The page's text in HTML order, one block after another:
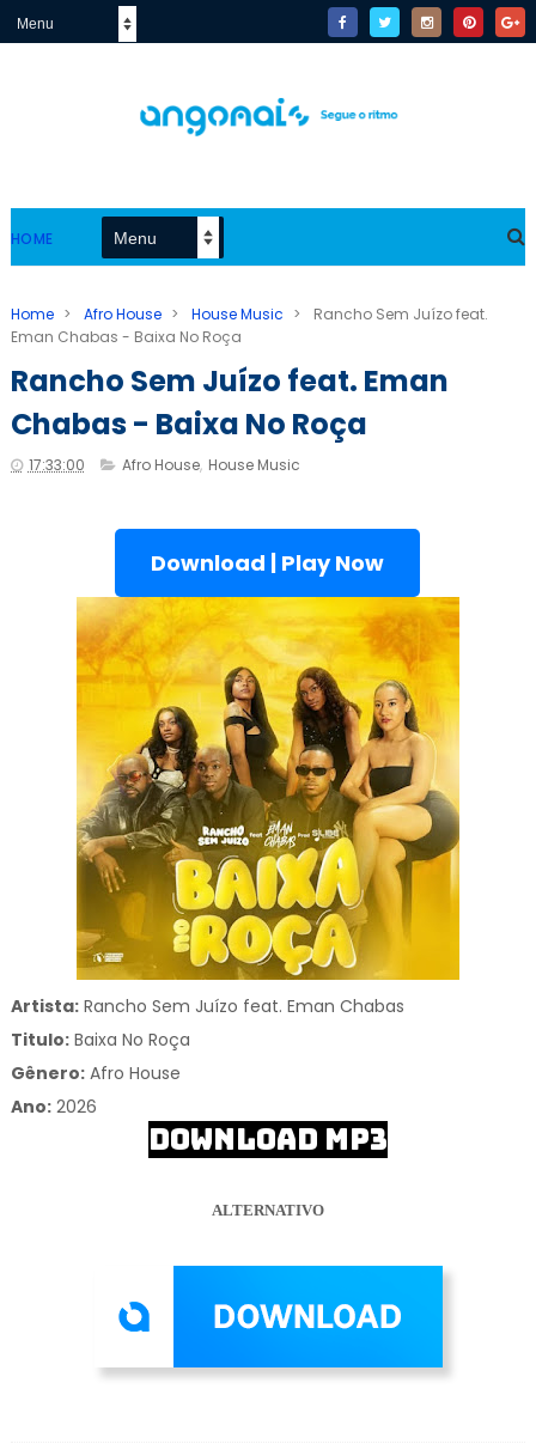
HOME
Home > Afro House > House Music >
Rancho Sem Juízo feat.
Eman Chabas - Baixa No Roça
Rancho Sem Juízo feat. Eman
Chabas - Baixa No Roça
17:33:00 Afro House, House Music
Download | Play Now
Artista:Rancho Sem Juízo feat. Eman Chabas
Titulo:Baixa No Roça
Gênero: Afro House
Ano:2026
DOWNLOAD MP3
ALTERNATIVO